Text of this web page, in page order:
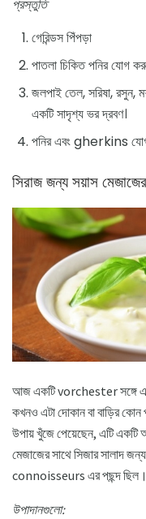
প্রস্তুতি
গেরিন্ডস পিঁপড়া
পাতলা চিকিত পনির যোগ
জলপাই তেল, সরিষা, রসুন,
একটি সাদৃশ্য ভর দ্রবণ।
পনির এবং gherkins
সিরাজ জন্য সয়াস
আজ একটি vorchester সঙ্গে
কখনও এটা দোকান বা বাড়ির
উপায় খুঁজে পেয়েছেন, এটি একটি
মেজাজের সাথে সিজার সালাদ
connoisseurs এর পছন্দ ছিল।
উপাদানগুলো: